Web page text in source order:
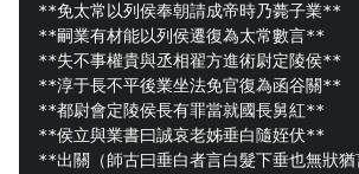
**免太常以列侯奉朝請成帝時乃薨子業**
**嗣業有材能以列侯遷復為太常數言**
**失不事權貴與丞相翟方進術尉定陵侯**
**淳于長不平後業坐法免官復為函谷關**
**都尉會定陵侯長有罪當就國長舅紅**
**侯立與業書曰誠哀老姊垂白隨姪伏**
**出關（師古曰垂白者言白髮下垂也無狀